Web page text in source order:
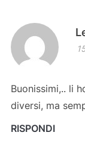
Buonissimi,.. li
diversi, ma
RISPONDI